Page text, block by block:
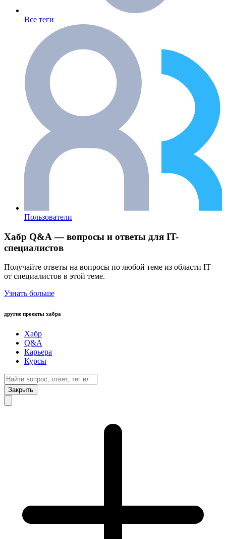
Все теги
Пользователи
Хабр Q&A — вопросы и ответы для IT-
специалистов
Получайте ответы на вопросы по любой теме из области IT
от специалистов в этой теме.
Узнать больше
другие проекты хабра
Хабр
Q&A
Карьера
Курсы
Закрыть